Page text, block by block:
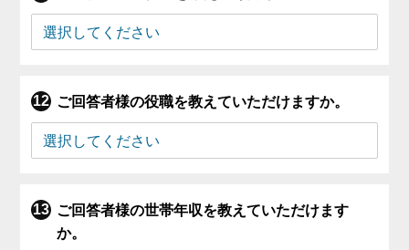
ご回答者様の役職を教えていただけますか。
ご回答者様の世帯年収を教えていただけます
か。